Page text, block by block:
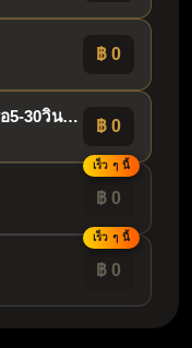
฿ 0
PromptPay แนบสลิป (รอ5-30วินาที)
฿ 0
เร็ว ๆ นี้
฿ 0
เร็ว ๆ นี้
฿ 0